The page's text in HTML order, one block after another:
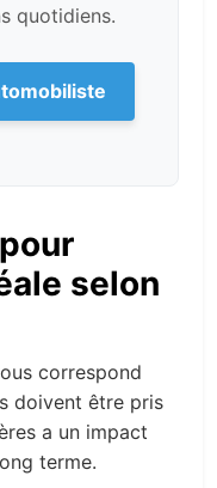
quotidiens.
selon
correspond
doivent être pris
a un impact
terme.